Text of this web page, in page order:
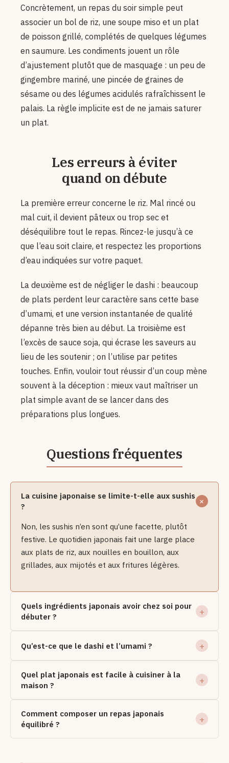
Concrètement, un repas du soir simple peut
associer un bol de riz, une soupe miso et un plat
de poisson grillé, complétés de quelques légumes
en saumure. Les condiments jouent un rôle
d’ajustement plutôt que de masquage : un peu de
gingembre mariné, une pincée de graines de
sésame ou des légumes acidulés rafraîchissent le
palais. La règle implicite est de ne jamais saturer
un plat.
Les erreurs à éviter
quand on débute
La première erreur concerne le riz. Mal rincé ou
mal cuit, il devient pâteux ou trop sec et
déséquilibre tout le repas. Rincez-le jusqu’à ce
que l’eau soit claire, et respectez les proportions
d’eau indiquées sur votre paquet.
La deuxième est de négliger le dashi : beaucoup
de plats perdent leur caractère sans cette base
d’umami, et une version instantanée de qualité
dépanne très bien au début. La troisième est
l’excès de sauce soja, qui écrase les saveurs au
lieu de les soutenir ; on l’utilise par petites
touches. Enfin, vouloir tout réussir d’un coup mène
souvent à la déception : mieux vaut maîtriser un
plat simple avant de se lancer dans des
préparations plus longues.
La cuisine japonaise se limite-t-elle aux sushis
?
Non, les sushis n’en sont qu’une facette, plutôt
festive. Le quotidien japonais fait une large place
aux plats de riz, aux nouilles en bouillon, aux
grillades, aux mijotés et aux fritures légères.
Quels ingrédients japonais avoir chez soi pour
débuter ?
Qu’est-ce que le dashi et l’umami ?
Quel plat japonais est facile à cuisiner à la
maison ?
Comment composer un repas japonais
équilibré ?